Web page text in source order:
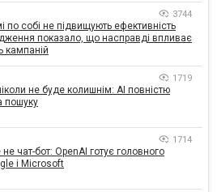
3744
по собі не підвищують ефективність
показало, що насправді впливає
кампаній
1719
не буде колишнім: AI повністю
пошуку
1714
чат-бот: OpenAI готує головного
і Microsoft